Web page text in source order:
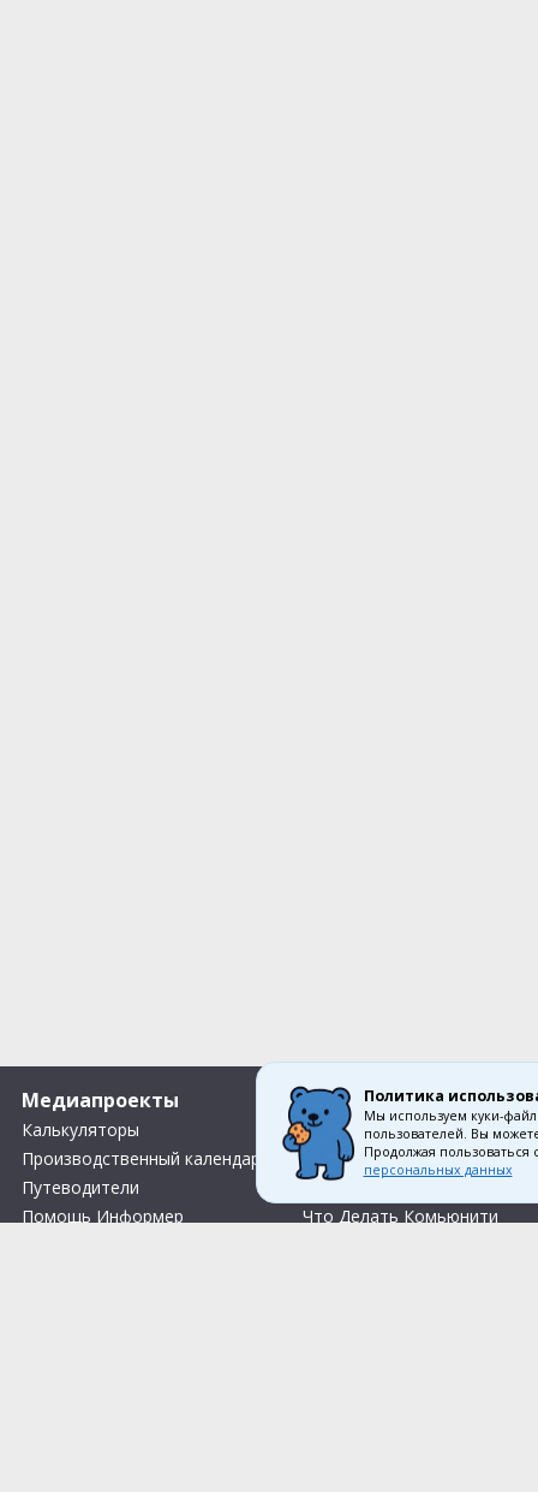
Медиапроекты
Калькуляторы
Производственный календарь
Путеводители
Помощь Информер
О компании
Вакансии
Контакты
О нас
Что Делать Комьюнити
Политика
Мы используем куки-
пользователей. Вы
Продолжая
персональных данных